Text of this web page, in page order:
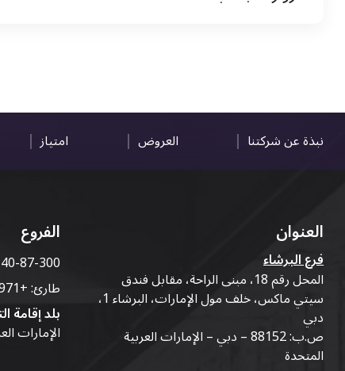
نبذة عن شركتنا العروض امتياز
العنوان
فرع البرشاء
المحل رقم 18، مبنى الراحة، مقابل فندق
سيتي ماكس، خلف مول الإمارات، البرشاء 1،
دبي
ص.ب: 88152 – دبي – الإمارات العربية
المتحدة
الفروع
87-300
طارئ:+971 (56) 50-76-010
بلد إقامة
الإمارات